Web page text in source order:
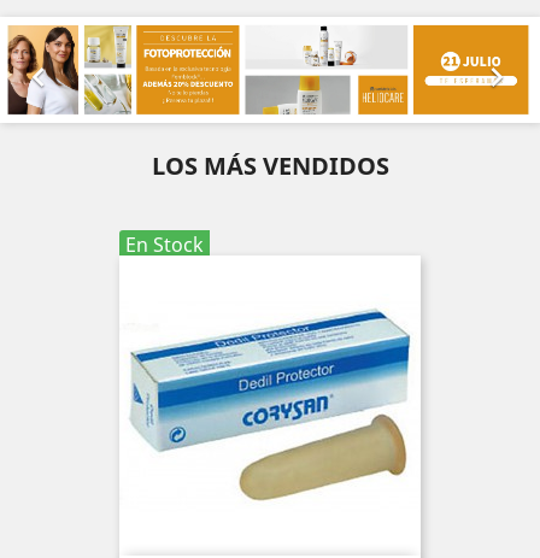

Anterior

LOS MÁS VENDIDOS
En Stock